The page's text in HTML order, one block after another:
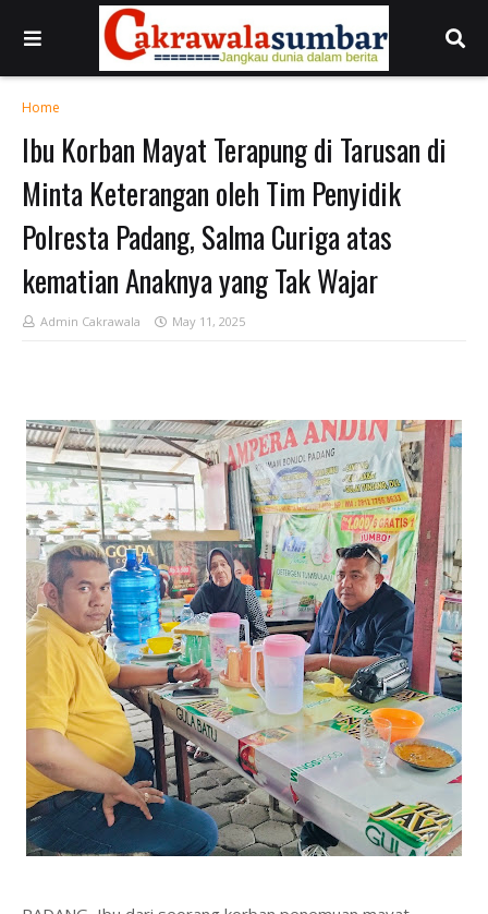
Home
Ibu Korban Mayat Terapung di Tarusan di
Minta Keterangan oleh Tim Penyidik
Polresta Padang, Salma Curiga atas
kematian Anaknya yang Tak Wajar
Admin Cakrawala May 11, 2025